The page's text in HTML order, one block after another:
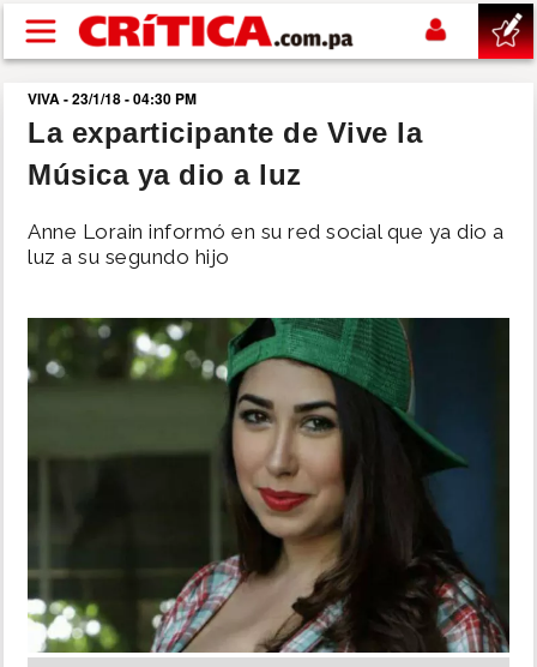
Pasar al contenido principal
buscar
SUCESOS
NACIONAL
SHOW
INSÓLITAS
MULTIMEDIA
VIVA - 23/1/18 - 04:30 PM
La exparticipante de Vive la
Música ya dio a luz
Anne Lorain informó en su red social que ya dio a
luz a su segundo hijo